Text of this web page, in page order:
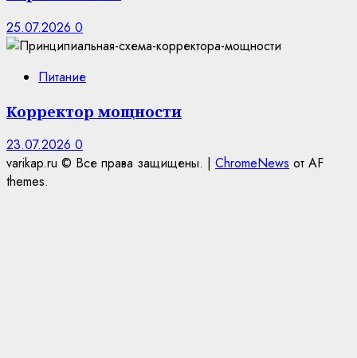
25.07.2026 0
Питание
Корректор мощности
23.07.2026 0
varikap.ru © Все права защищены. | ChromeNews от AF
themes.